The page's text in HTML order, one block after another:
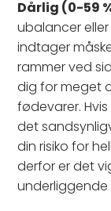
Dårlig (0-59
ubalancer
indtager
rammer ved
dig for meget
fødevarer.
det
din risiko for
derfor er det